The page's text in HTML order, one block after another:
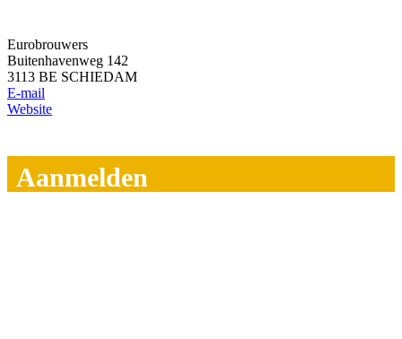
Eurobrouwers
Buitenhavenweg 142
3113 BE SCHIEDAM
E-mail
Website
Aanmelden